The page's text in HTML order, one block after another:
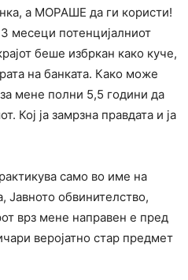
а МОРАШЕ да ги користи!
месеци потенцијалниот
беше избркан како куче,
на банката. Како може
мене полни 5,5 години да
Кој ја замрзна правдата и ја
само во име на
Јавното обвинителство,
врз мене направен е пред
веројатно стар предмет